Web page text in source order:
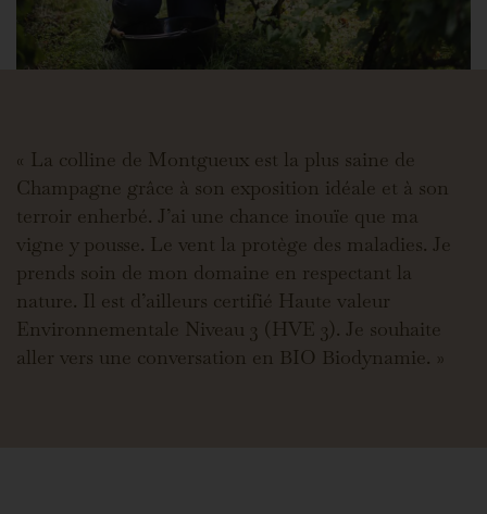
« La colline de Montgueux est la plus saine de
Champagne grâce à son exposition idéale et à son
terroir enherbé. J’ai une chance inouïe que ma
vigne y pousse. Le vent la protège des maladies. Je
prends soin de mon domaine en respectant la
nature. Il est d’ailleurs certifié Haute valeur
Environnementale Niveau 3 (HVE 3). Je souhaite
aller vers une conversation en BIO Biodynamie. »